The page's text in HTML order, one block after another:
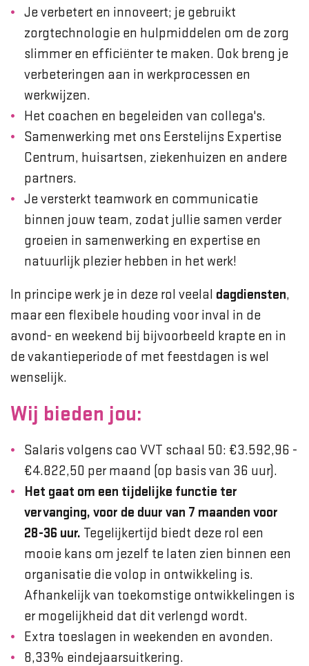
Je verbetert en innoveert; je gebruikt
zorgtechnologie en hulpmiddelen om de zorg
slimmer en efficiënter te maken. Ook breng je
verbeteringen aan in werkprocessen en
werkwijzen.
Het coachen en begeleiden van collega's.
Samenwerking met ons Eerstelijns Expertise
Centrum, huisartsen, ziekenhuizen en andere
partners.
Je versterkt teamwork en communicatie
binnen jouw team, zodat jullie samen verder
groeien in samenwerking en expertise en
natuurlijk plezier hebben in het werk!
In principe werk je in deze rol veelal dagdiensten,
maar een flexibele houding voor inval in de
avond- en weekend bij bijvoorbeeld krapte en in
de vakantieperiode of met feestdagen is wel
wenselijk.
Wij bieden jou:
Salaris volgens cao VVT schaal 50: €3.592,96 -
€4.822,50 per maand (op basis van 36 uur).
Het gaat om een tijdelijke functie ter
vervanging, voor de duur van 7 maanden voor
28-36 uur. Tegelijkertijd biedt deze rol een
mooie kans om jezelf te laten zien binnen een
organisatie die volop in ontwikkeling is.
Afhankelijk van toekomstige ontwikkelingen is
er mogelijkheid dat dit verlengd wordt.
Extra toeslagen in weekenden en avonden.
8,33% eindejaarsuitkering.